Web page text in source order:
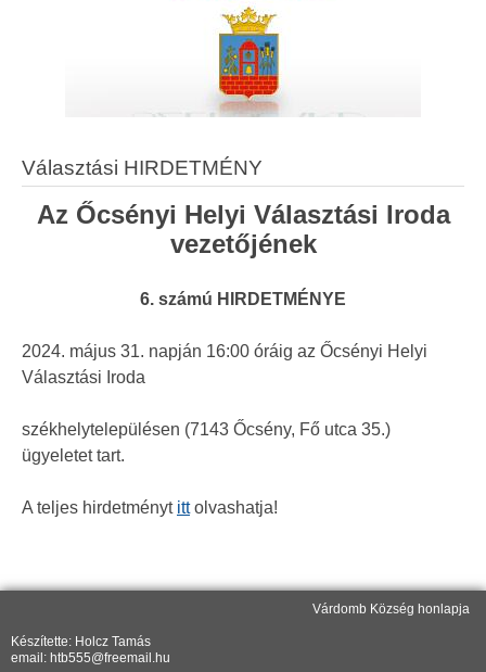
Választási HIRDETMÉNY
Az Őcsényi Helyi Választási Iroda
vezetőjének
6. számú HIRDETMÉNYE
2024. május 31. napján 16:00 óráig az Őcsényi Helyi
Választási Iroda
székhelytelepülésen (7143 Őcsény, Fő utca 35.)
ügyeletet tart.
A teljes hirdetményt ittolvashatja!
Várdomb Község honlapja
Készítette: Holcz Tamás
email: htb555@freemail.hu